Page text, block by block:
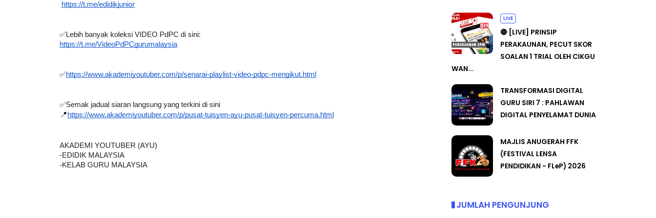
https://t.me/edidikjunior
✅Lebih banyak koleksi VIDEO PdPC di sini:
https://t.me/VideoPdPCgurumalaysia
✅https://www.akademiyoutuber.com/p/senarai-playlist-video-pdpc-mengikut.html
✅Semak jadual siaran langsung yang terkini di sini
📍 https://www.akademiyoutuber.com/p/pusat-tuisyen-ayu-pusat-tuisyen-percuma.html
AKADEMI YOUTUBER (AYU)
-EDIDIK MALAYSIA
-KELAB GURU MALAYSIA
LIVE
🔴 [LIVE] PRINSIP
PERAKAUNAN, PECUT SKOR
SOALAN 1 TRIAL OLEH CIKGU
WAN...
TRANSFORMASI DIGITAL
GURU SIRI 7 : PAHLAWAN
DIGITAL PENYELAMAT DUNIA
MAJLIS ANUGERAH FFK
(FESTIVAL LENSA
PENDIDIKAN - FLeP) 2026
JUMLAH PENGUNJUNG